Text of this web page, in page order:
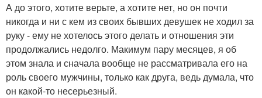
А до этого, хотите верьте, а хотите нет, но он почти
никогда и ни с кем из своих бывших девушек не ходил за
руку - ему не хотелось этого делать и отношения эти
продолжались недолго. Макимум пару месяцев, я об
этом знала и сначала вообще не рассматривала его на
роль своего мужчины, только как друга, ведь думала, что
он какой-то несерьезный.